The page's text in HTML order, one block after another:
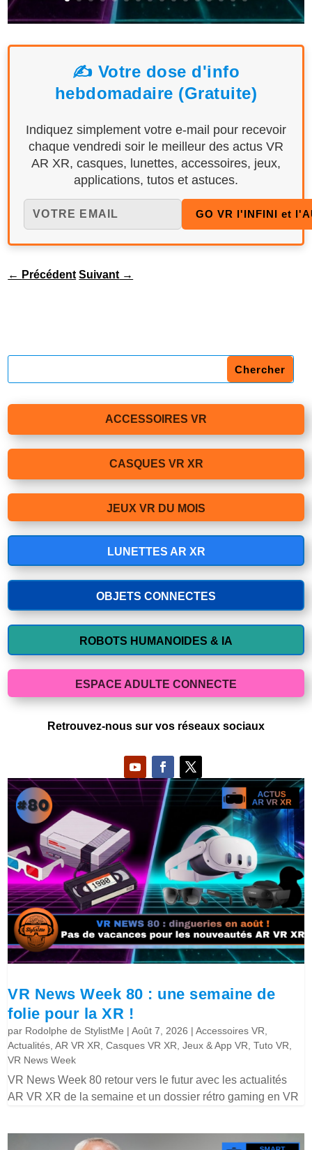
✍️ Votre dose d'info
hebdomadaire (Gratuite)
Indiquez simplement votre e-mail pour recevoir
chaque vendredi soir le meilleur des actus VR
AR XR, casques, lunettes, accessoires, jeux,
applications, tutos et astuces.
← Précédent Suivant →
ACCESSOIRES VR
CASQUES VR XR
JEUX VR DU MOIS
LUNETTES AR XR
OBJETS CONNECTES
ROBOTS HUMANOIDES & IA
ESPACE ADULTE CONNECTE
Retrouvez-nous sur vos réseaux sociaux
VR News Week 80 : une semaine de
folie pour la XR !
par Rodolphe de StylistMe |Août 7, 2026 |Accessoires VR,
Actualités,AR VR XR,Casques VR XR,Jeux & App VR,Tuto VR,
VR News Week
VR News Week 80 retour vers le futur avec les actualités
AR VR XR de la semaine et un dossier rétro gaming en VR